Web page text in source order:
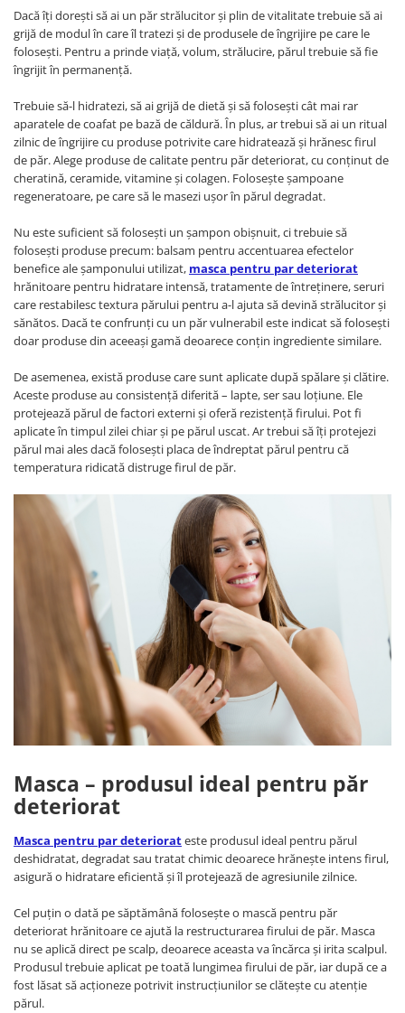
Dacă îți dorești să ai un păr strălucitor și plin de vitalitate trebuie să ai
grijă de modul în care îl tratezi și de produsele de îngrijire pe care le
folosești. Pentru a prinde viață, volum, strălucire, părul trebuie să fie
îngrijit în permanență.
Trebuie să-l hidratezi, să ai grijă de dietă şi să folosești cât mai rar
aparatele de coafat pe bază de căldură. În plus, ar trebui să ai un ritual
zilnic de îngrijire cu produse potrivite care hidratează și hrănesc firul
de păr. Alege produse de calitate pentru păr deteriorat, cu conținut de
cheratină, ceramide, vitamine și colagen. Folosește șampoane
regeneratoare, pe care să le masezi ușor în părul degradat.
Nu este suficient să folosești un șampon obișnuit, ci trebuie să
folosești produse precum: balsam pentru accentuarea efectelor
benefice ale șamponului utilizat, masca pentru par deteriorat
hrănitoare pentru hidratare intensă, tratamente de întreținere, seruri
care restabilesc textura părului pentru a-l ajuta să devină strălucitor și
sănătos. Dacă te confrunți cu un păr vulnerabil este indicat să folosești
doar produse din aceeași gamă deoarece conțin ingrediente similare.
De asemenea, există produse care sunt aplicate după spălare și clătire.
Aceste produse au consistență diferită – lapte, ser sau loțiune. Ele
protejează părul de factori externi și oferă rezistență firului. Pot fi
aplicate în timpul zilei chiar și pe părul uscat. Ar trebui să îți protejezi
părul mai ales dacă folosești placa de îndreptat părul pentru că
temperatura ridicată distruge firul de păr.
Masca – produsul ideal pentru păr
deteriorat
Masca pentru par deteriorateste produsul ideal pentru părul
deshidratat, degradat sau tratat chimic deoarece hrănește intens firul,
asigură o hidratare eficientă și îl protejează de agresiunile zilnice.
Cel puțin o dată pe săptămână folosește o mască pentru păr
deteriorat hrănitoare ce ajută la restructurarea firului de păr. Masca
nu se aplică direct pe scalp, deoarece aceasta va încărca și irita scalpul.
Produsul trebuie aplicat pe toată lungimea firului de păr, iar după ce a
fost lăsat să acționeze potrivit instrucțiunilor se clătește cu atenție
părul.